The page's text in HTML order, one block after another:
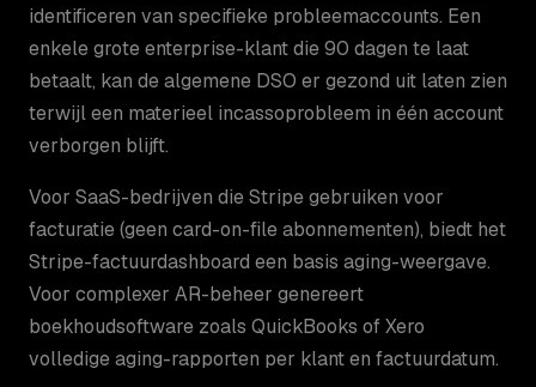
identificeren van specifieke probleemaccounts. Een
enkele grote enterprise-klant die 90 dagen te laat
betaalt, kan de algemene DSO er gezond uit laten zien
terwijl een materieel incassoprobleem in één account
verborgen blijft.
Voor SaaS-bedrijven die Stripe gebruiken voor
facturatie (geen card-on-file abonnementen), biedt het
Stripe-factuurdashboard een basis aging-weergave.
Voor complexer AR-beheer genereert
boekhoudsoftware zoals QuickBooks of Xero
volledige aging-rapporten per klant en factuurdatum.